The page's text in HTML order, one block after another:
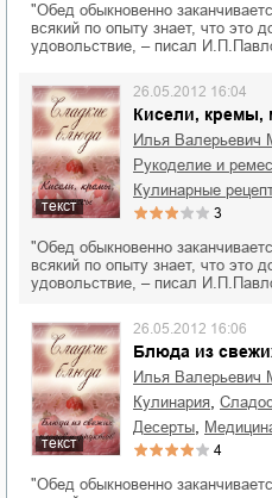
"Обед обыкновенно
всякий по опыту знает, что это
удовольствие, – писал
текст
Кисели, кремы,
26.05.2012 16:04
Илья Валерьевич
рукоделие и
кулинарные
3
"Обед обыкновенно
всякий по опыту знает, что это
удовольствие, – писал
текст
Блюда из
26.05.2012 16:06
Илья Валерьевич
кулинария
десерты
4
"Обед обыкновенно